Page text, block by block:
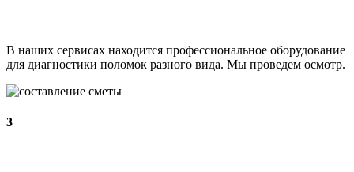
В наших сервисах находится профессиональное оборудование
для диагностики поломок разного вида. Мы проведем осмотр.
3